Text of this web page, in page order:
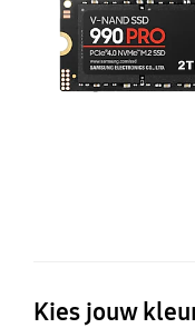
Kies jouw